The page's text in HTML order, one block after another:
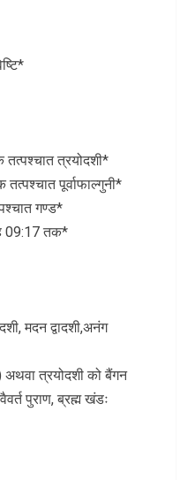
त्रयोदशी*
पूर्वाफाल्गुनी*
गण्ड*
09:17 तक*
मदन द्वादशी,अनंग
अथवा त्रयोदशी को बैंगन
पुराण, ब्रह्म खंडः